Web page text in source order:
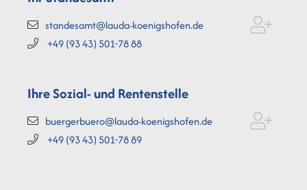
standesamt@lauda-koenigshofen.de
+49 (9343) 501-7888
Ihre Sozial- und Rentenstelle
buergerbuero@lauda-koenigshofen.de
+49 (9343) 501-7889